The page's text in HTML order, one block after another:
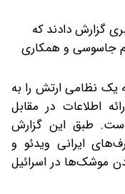
گزارش دادند که
جاسوسی و همکاری
که یک نظامی ارتش را به
اطلاعات در مقابل
است. طبق این گزارش
ایرانی ویدئو و
موشک‌ها در اسرائیل